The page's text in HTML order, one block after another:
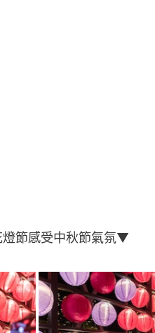
節感受中秋節氣氛▼